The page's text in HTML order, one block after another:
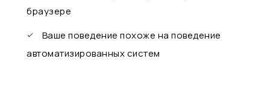
браузере
Ваше поведение похоже на поведение
автоматизированных систем